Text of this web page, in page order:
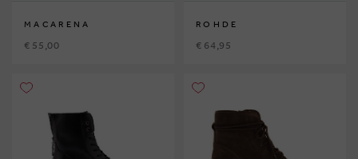
MACARENA
€ 55,00
ROHDE
€ 64,95